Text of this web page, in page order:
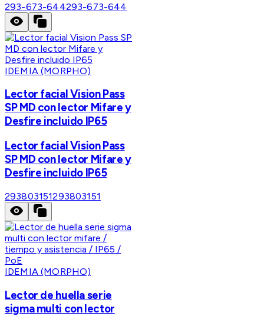
293-673-644293-673-644
IDEMIA (MORPHO)
Lector facial Vision Pass
SP MD con lector Mifare y
Desfire incluido IP65
Lector facial Vision Pass
SP MD con lector Mifare y
Desfire incluido IP65
293803151293803151
IDEMIA (MORPHO)
Lector de huella serie
sigma multi con lector